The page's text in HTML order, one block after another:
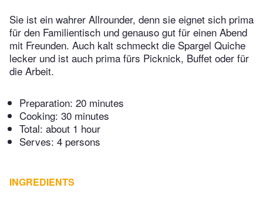
Sie ist ein wahrer Allrounder, denn sie eignet sich prima
für den Familientisch und genauso gut für einen Abend
mit Freunden. Auch kalt schmeckt die Spargel Quiche
lecker und ist auch prima fürs Picknick, Buffet oder für
die Arbeit.
Preparation: 20 minutes
Cooking: 30 minutes
Total: about 1 hour
Serves: 4 persons
INGREDIENTS